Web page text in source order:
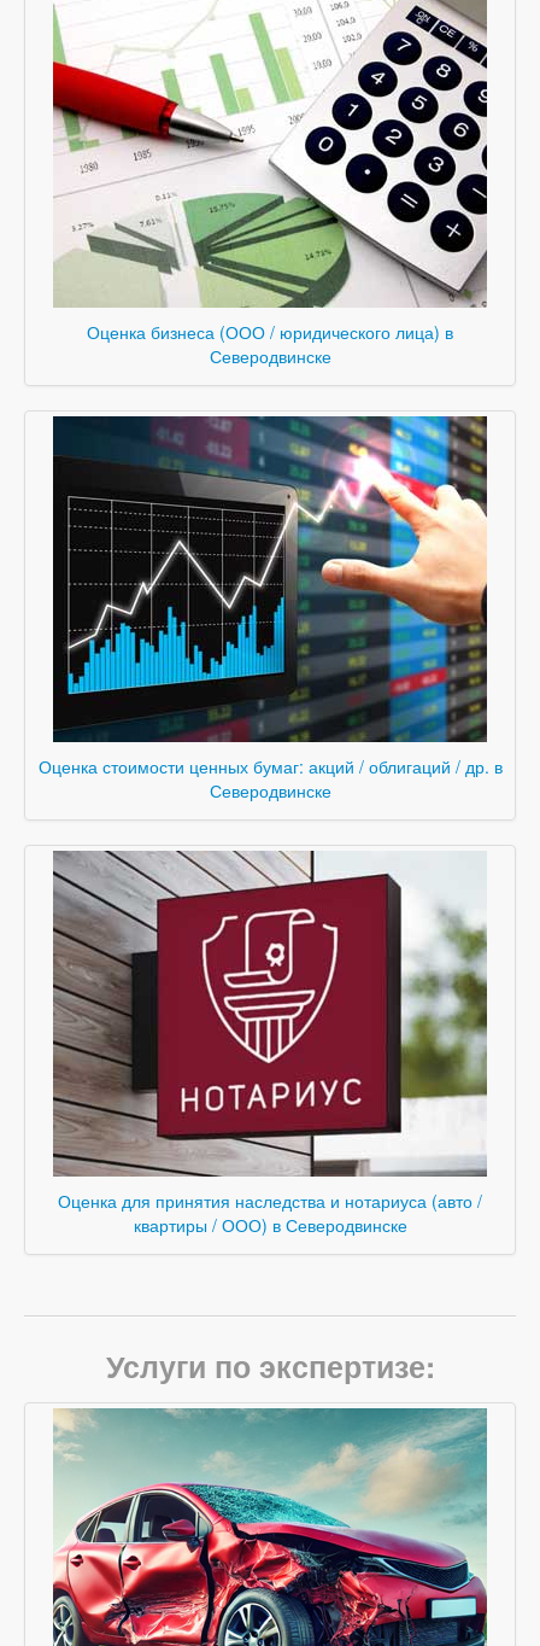
Оценка бизнеса (ООО / юридического лица) в
Северодвинске
Оценка стоимости ценных бумаг: акций / облигаций / др. в
Северодвинске
Оценка для принятия наследства и нотариуса (авто /
квартиры / ООО) в Северодвинске
Услуги по экспертизе: